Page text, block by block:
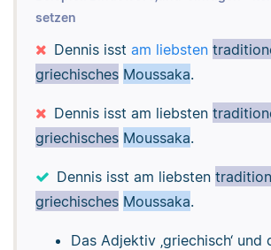
setzen
Dennis isst am liebsten
griechisches Moussaka.
Dennis isst am liebsten
griechisches Moussaka.
Dennis isst am liebsten
griechisches Moussaka.
Das Adjektiv ‚griechisch‘ und